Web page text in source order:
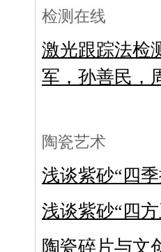
检测在线
激光跟踪法检
军，孙善民，
陶瓷艺术
浅谈紫砂“ 四
浅谈紫砂“ 四
陶瓷碎片与文